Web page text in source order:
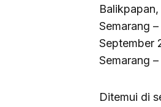
Semarang
September
Semarang
Ditemui di